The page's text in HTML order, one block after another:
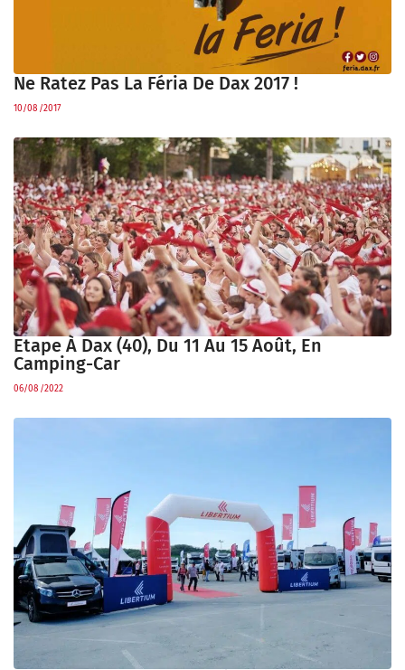
Ne Ratez Pas La Féria De Dax 2017 !
10/08/2017
Etape À Dax (40), Du 11 Au 15 Août, En
Camping-Car
06/08/2022